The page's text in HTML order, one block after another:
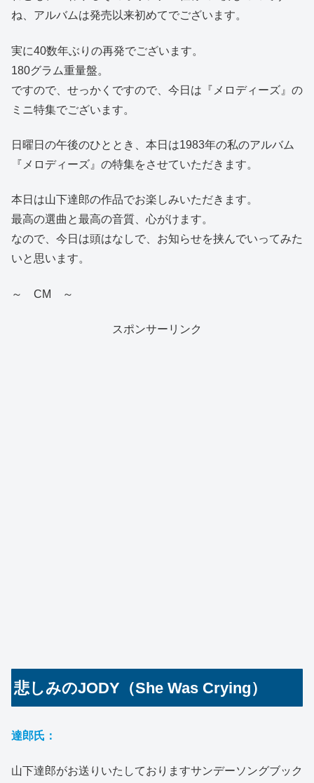
ね、アルバムは発売以来初めてでございます。
実に40数年ぶりの再発でございます。
180グラム重量盤。
ですので、せっかくですので、今日は『メロディーズ』の
ミニ特集でございます。
日曜日の午後のひととき、本日は1983年の私のアルバム
『メロディーズ』の特集をさせていただきます。
本日は山下達郎の作品でお楽しみいただきます。
最高の選曲と最高の音質、心がけます。
なので、今日は頭はなしで、お知らせを挟んでいってみた
いと思います。
～ CM ～
スポンサーリンク
悲しみのJODY（She Was Crying）
達郎氏：
山下達郎がお送りいたしておりますサンデーソングブック